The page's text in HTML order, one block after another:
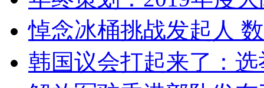
悼念冰桶挑战发起人
韩国议会打起来了：